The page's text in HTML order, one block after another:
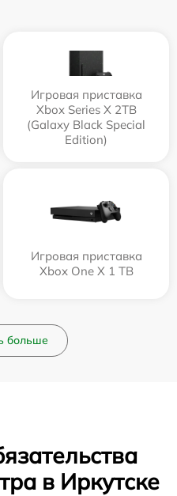
Игровая приставка
Xbox Series X 2TB
(Galaxy Black Special
Edition)
Игровая приставка
Xbox One X 1 TB
больше
в Иркутске